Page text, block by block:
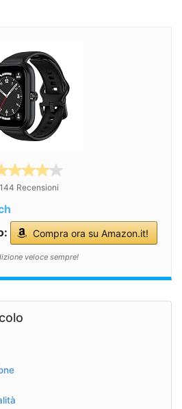
144 Recensioni
Compra ora su Amazon.it!
veloce sempre!